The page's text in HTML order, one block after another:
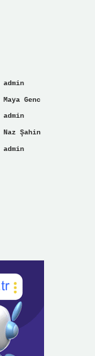
admin
Maya Genc
admin
Naz Şahin
admin